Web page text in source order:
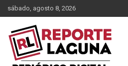
Saltar
al
contenido
sábado, agosto 8, 2026